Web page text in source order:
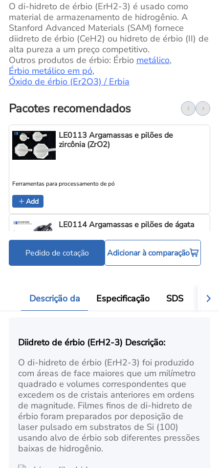
O di-hidreto de érbio (ErH2-3) é usado como
material de armazenamento de hidrogênio. A
Stanford Advanced Materials (SAM) fornece
diidreto de érbio (CeH2) ou hidreto de érbio (II) de
alta pureza a um preço competitivo.
Outros produtos de érbio: Érbio metálico,
Érbio metálico em pó,
Óxido de érbio (Er2O3) / Erbia
Pacotes recomendados
LE0113 Argamassas e pilões de
zircônia (ZrO2)
Ferramentas para processamento de pó
Add
LE0114 Argamassas e pilões de ágata
Pedido de cotação Adicionar à comparação
Descrição da Especificação SDS
Diidreto de érbio (ErH2-3) Descrição:
O di-hidreto de érbio (ErH2-3) foi produzido
com áreas de face maiores que um milímetro
quadrado e volumes correspondentes que
excedem os de cristais anteriores em ordens
de magnitude. Filmes finos de di-hidreto de
érbio foram preparados por deposição de
laser pulsado em substratos de Si (100)
usando alvo de érbio sob diferentes pressões
baixas de hidrogênio.